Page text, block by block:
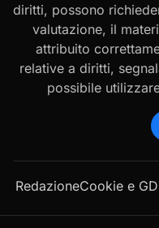
diritti, possono
valutazione, il
attribuito
relative a diritti,
possibile
RedazioneCookie e